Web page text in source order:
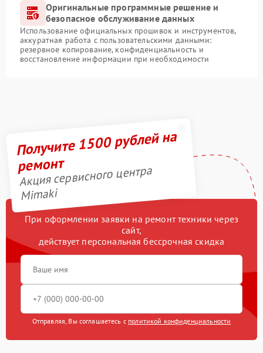
Оригинальные программные решение и
безопасное обслуживание данных
Использование официальных прошивок и инструментов,
аккуратная работа с пользовательскими данными:
резервное копирование, конфиденциальность и
восстановление информации при необходимости
Получите 1500 рублей на
ремонт
Акция сервисного центра
Mimaki
При оформлении заявки на ремонт техники через
сайт,
действует персональная бессрочная скидка
Отправляя, Вы соглашаетесь с политикой конфиденциальности